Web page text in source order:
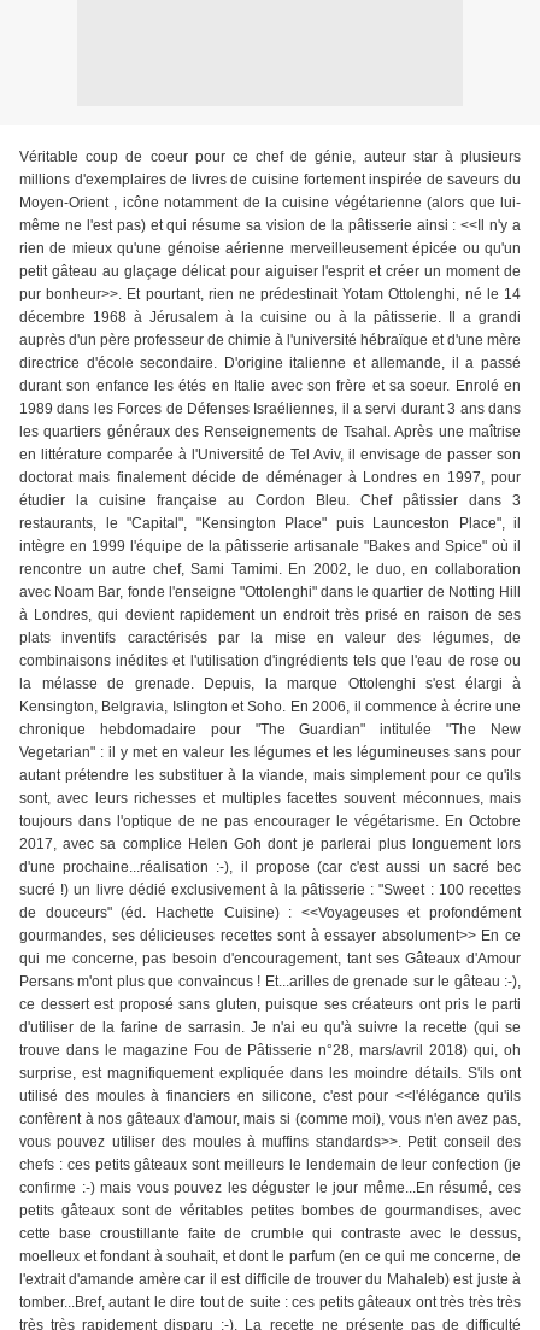
Véritable coup de coeur pour ce chef de génie, auteur star à plusieurs
millions d'exemplaires de livres de cuisine fortement inspirée de saveurs du
Moyen-Orient , icône notamment de la cuisine végétarienne (alors que lui-
même ne l'est pas) et qui résume sa vision de la pâtisserie ainsi : <<Il n'y a
rien de mieux qu'une génoise aérienne merveilleusement épicée ou qu'un
petit gâteau au glaçage délicat pour aiguiser l'esprit et créer un moment de
pur bonheur>>. Et pourtant, rien ne prédestinait Yotam Ottolenghi, né le 14
décembre 1968 à Jérusalem à la cuisine ou à la pâtisserie. Il a grandi
auprès d'un père professeur de chimie à l'université hébraïque et d'une mère
directrice d'école secondaire. D'origine italienne et allemande, il a passé
durant son enfance les étés en Italie avec son frère et sa soeur. Enrolé en
1989 dans les Forces de Défenses Israéliennes, il a servi durant 3 ans dans
les quartiers généraux des Renseignements de Tsahal. Après une maîtrise
en littérature comparée à l'Université de Tel Aviv, il envisage de passer son
doctorat mais finalement décide de déménager à Londres en 1997, pour
étudier la cuisine française au Cordon Bleu. Chef pâtissier dans 3
restaurants, le "Capital", "Kensington Place" puis Launceston Place", il
intègre en 1999 l'équipe de la pâtisserie artisanale "Bakes and Spice" où il
rencontre un autre chef, Sami Tamimi. En 2002, le duo, en collaboration
avec Noam Bar, fonde l'enseigne "Ottolenghi" dans le quartier de Notting Hill
à Londres, qui devient rapidement un endroit très prisé en raison de ses
plats inventifs caractérisés par la mise en valeur des légumes, de
combinaisons inédites et l'utilisation d'ingrédients tels que l'eau de rose ou
la mélasse de grenade. Depuis, la marque Ottolenghi s'est élargi à
Kensington, Belgravia, Islington et Soho. En 2006, il commence à écrire une
chronique hebdomadaire pour "The Guardian" intitulée "The New
Vegetarian" : il y met en valeur les légumes et les légumineuses sans pour
autant prétendre les substituer à la viande, mais simplement pour ce qu'ils
sont, avec leurs richesses et multiples facettes souvent méconnues, mais
toujours dans l'optique de ne pas encourager le végétarisme. En Octobre
2017, avec sa complice Helen Goh dont je parlerai plus longuement lors
d'une prochaine...réalisation :-), il propose (car c'est aussi un sacré bec
sucré !) un livre dédié exclusivement à la pâtisserie : "Sweet : 100 recettes
de douceurs" (éd. Hachette Cuisine) : <<Voyageuses et profondément
gourmandes, ses délicieuses recettes sont à essayer absolument>> En ce
qui me concerne, pas besoin d'encouragement, tant ses Gâteaux d'Amour
Persans m'ont plus que convaincus ! Et...arilles de grenade sur le gâteau :-),
ce dessert est proposé sans gluten, puisque ses créateurs ont pris le parti
d'utiliser de la farine de sarrasin. Je n'ai eu qu'à suivre la recette (qui se
trouve dans le magazine Fou de Pâtisserie n°28, mars/avril 2018) qui, oh
surprise, est magnifiquement expliquée dans les moindre détails. S'ils ont
utilisé des moules à financiers en silicone, c'est pour <<l'élégance qu'ils
confèrent à nos gâteaux d'amour, mais si (comme moi), vous n'en avez pas,
vous pouvez utiliser des moules à muffins standards>>. Petit conseil des
chefs : ces petits gâteaux sont meilleurs le lendemain de leur confection (je
confirme :-) mais vous pouvez les déguster le jour même...En résumé, ces
petits gâteaux sont de véritables petites bombes de gourmandises, avec
cette base croustillante faite de crumble qui contraste avec le dessus,
moelleux et fondant à souhait, et dont le parfum (en ce qui me concerne, de
l'extrait d'amande amère car il est difficile de trouver du Mahaleb) est juste à
tomber...Bref, autant le dire tout de suite : ces petits gâteaux ont très très très
très très rapidement disparu :-). La recette ne présente pas de difficulté